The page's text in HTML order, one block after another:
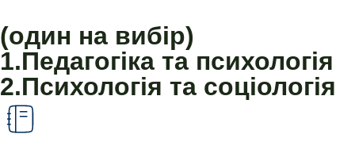
(один на вибір)
1.Педагогіка та психологія
2.Психологія та соціологія